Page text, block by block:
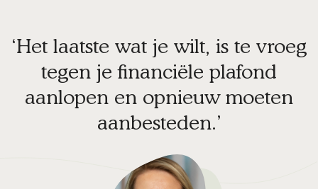
Het laatste wat je wilt, is te vroeg
tegen je financiële plafond
aanlopen en opnieuw moeten
aanbesteden.